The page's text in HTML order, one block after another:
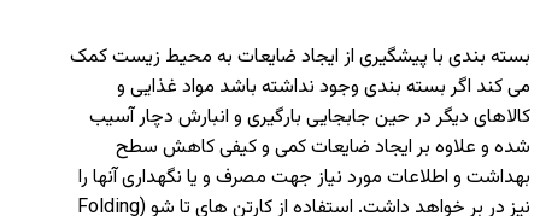
بسته بندی با پیشگیری از ایجاد ضایعات به محیط زیست کمک
می کند اگر بسته بندی وجود نداشته باشد مواد غذایی و
کالاهای دیگر در حین جابجایی بارگیری و انبارش دچار آسیب
شده و علاوه بر ایجاد ضایعات کمی و کیفی کاهش سطح
بهداشت و اطلاعات مورد نیاز جهت مصرف و یا نگهداری آنها را
نیز در بر خواهد داشت. استفاده از کارتن های تا شو (Folding